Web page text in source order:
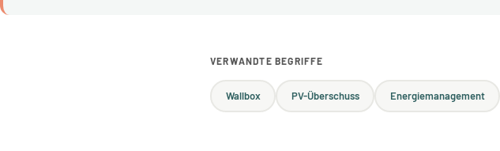
VERWANDTE BEGRIFFE
Wallbox PV-Überschuss Energiemanagement